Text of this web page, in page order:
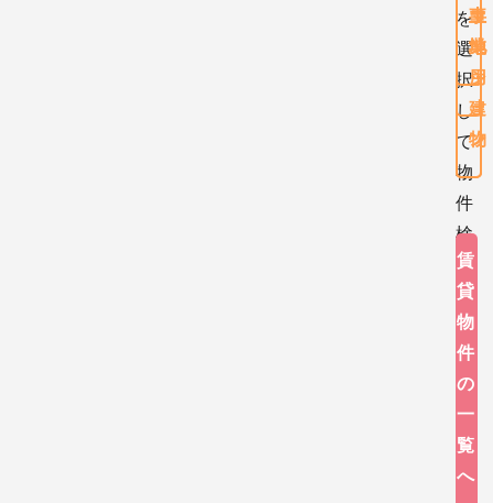
を
選
択
し
て
物
件
検
索
ボ
タ
ン
を
押
し
て
土
地
土
地
・
建
物
マ
ン
シ
ョ
ン
事
業
用
賃
貸
物
件
の
一
覧
へ